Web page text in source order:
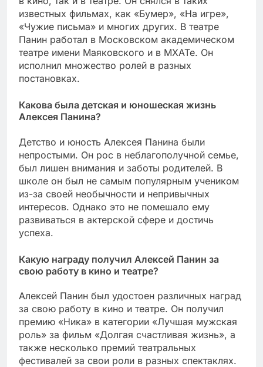
известных фильмах, как «Бумер», «На игре»,
«Чужие письма» и многих других. В театре
Панин работал в Московском академическом
театре имени Маяковского и в МХАТе. Он
исполнил множество ролей в разных
постановках.
Какова была детская и юношеская жизнь
Алексея Панина?
Детство и юность Алексея Панина были
непростыми. Он рос в неблагополучной семье,
был лишен внимания и заботы родителей. В
школе он был не самым популярным учеником
из-за своей необычности и непривычных
интересов. Однако это не помешало ему
развиваться в актерской сфере и достичь
успеха.
Какую награду получил Алексей Панин за
свою работу в кино и театре?
Алексей Панин был удостоен различных наград
за свою работу в кино и театре. Он получил
премию «Ника» в категории «Лучшая мужская
роль» за фильм «Долгая счастливая жизнь», а
также несколько премий театральных
фестивалей за свои роли в разных спектаклях.